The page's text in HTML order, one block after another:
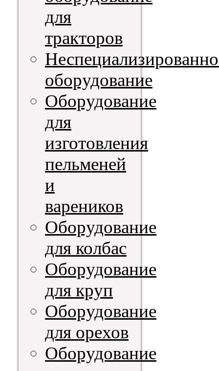
для
тракторов
оборудование
Оборудование
для
изготовления
пельменей
и
вареников
Оборудование
для колбас
Оборудование
для круп
Оборудование
для орехов
Оборудование